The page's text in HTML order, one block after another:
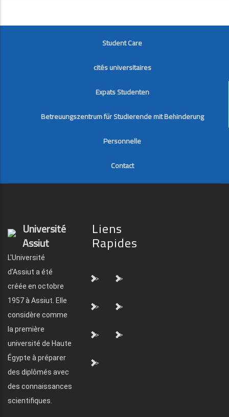
FOOTER
Student Care
cités universitaires
Expats Studenten
Betreuungszentrum für Studierende mit Behinderung
Personnelle
Contact
Université
Assiut
L'Université
d'Assiut a été
créée en octobre
1957 à Assiut. Elle
considère comme
la première
université de Haute
Égypte à préparer
des diplômés avec
des connaissances
scientifiques.
Liens
Rapides
"> ">
"> ">
"> ">
">